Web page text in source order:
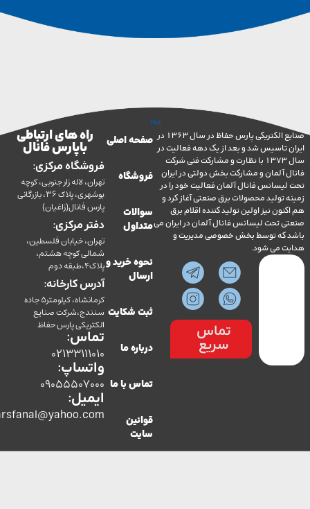
صنایع الکتریکی پارس حفاظ در سال 1363 در
شد و بعد از یک دهه فعالیت در
سال 1373 با نظارت و مشارکت فنی شرکت
و مشارکت بخش دولتی در ایران
فانال آلمان فعالیت خود را در
محصولات برق صنعتی آغاز کرد و
نیز اولین تولید کننده اقلام برق
لیسانس فانال آلمان در ایران می
توسط بخش خصوصی مدیریت و
می شود.
تماس
سریع
صفحه اصلی
فروشگاه
سوالات
متداول
نحوه خرید و
ثبت شکایت
درباره ما
تماس با ما
قوانین
راه های ارتباطی
با پارس فانال
فروشگاه مرکزی:
تهران، لاله زار جنوبی، کوچه
بوشهری، پلاک 36، بازرگانی
پارس فانال(زاغیان)
دفتر مرکزی:
تهران، خیابان فلسطین،
شمالی کوچه هشتم،
پلاک4،طبقه دوم
آدرس کارخانه:
کرمانشاه، کیلومتر5 جاده
سنندج،شرکت صنایع
الکتریکی پارس حفاظ
تماس:
02133111010
واتساپ:
09055507000
ایمیل:
co.parsfanal@yahoo.com